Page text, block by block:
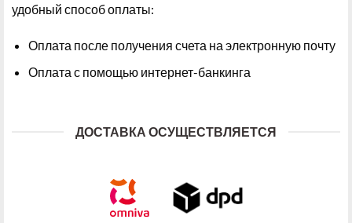
удобный способ оплаты:
Оплата после получения счета на электронную почту
Оплата с помощью интернет-банкинга
ДОСТАВКА ОСУЩЕСТВЛЯЕТСЯ